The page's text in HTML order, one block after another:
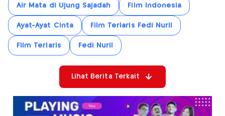
Air Mata di Ujung Sajadah Film Indonesia
Ayat-Ayat Cinta Film Terlaris Fedi Nuril
Film Terlaris Fedi Nuril
Lihat Berita Terkait